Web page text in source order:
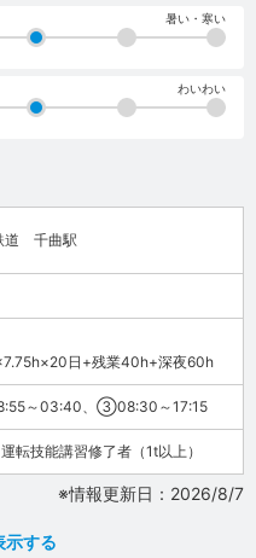
暑い・寒い
わいわい
道 千曲駅
日+残業40h+深夜60h
～03:40、③08:30～17:15
転技能講習修了者（1t以上）
※情報更新日：2026/8/7
示する